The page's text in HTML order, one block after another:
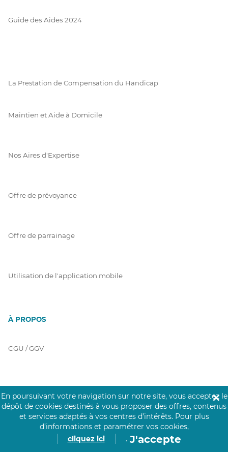
Guide des Aides 2024
La Prestation de Compensation du Handicap
Maintien et Aide à Domicile
Nos Aires d'Expertise
Offre de prévoyance
Offre de parrainage
Utilisation de l'application mobile
À PROPOS
CGU / GGV
Charte Click&Care
Code de Déontologie
En poursuivant votre navigation sur notre site, vous acceptez le
dépôt de cookies destinés à vous proposer des offres, contenus
et services adaptés à vos centres d’intérêts. Pour plus
d’informations et paramétrer vos cookies,
cliquez ici
. J'accepte
✕